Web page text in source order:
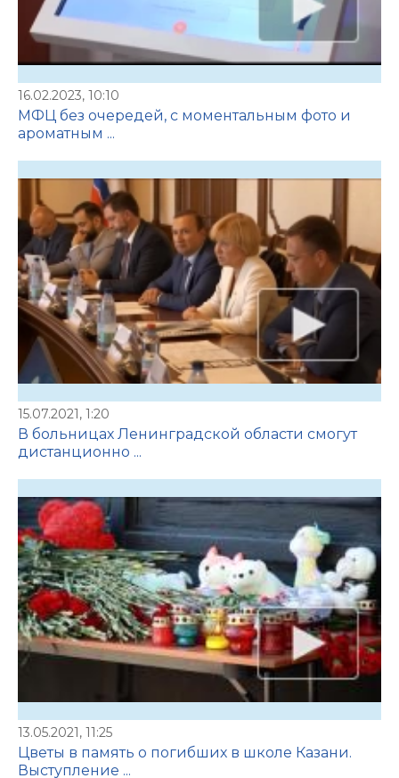
16.02.2023, 10:10
МФЦ без очередей, с моментальным фото и
ароматным ...
15.07.2021, 1:20
В больницах Ленинградской области смогут
дистанционно ...
13.05.2021, 11:25
Цветы в память о погибших в школе Казани.
Выступление ...